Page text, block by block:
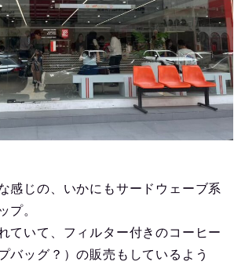
感じの、いかにもサードウェーブ系
プ。
ていて、フィルター付きのコーヒー
バッグ？）の販売もしているよう